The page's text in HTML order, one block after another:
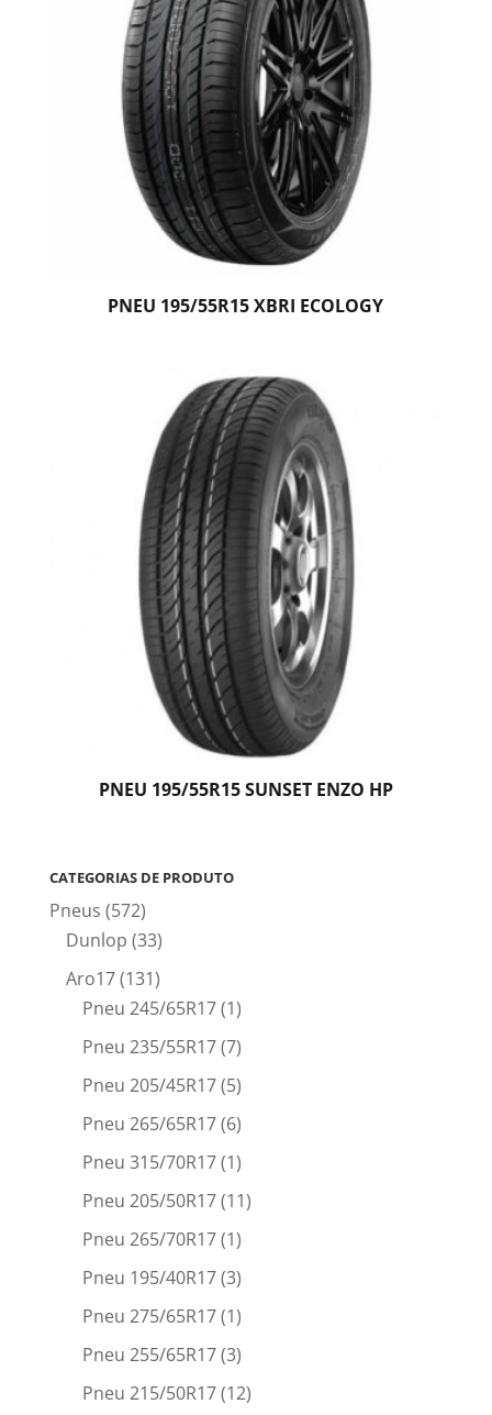
PNEU 195/55R15 XBRI ECOLOGY
PNEU 195/55R15 SUNSET ENZO HP
CATEGORIAS DE PRODUTO
Pneus (572)
Dunlop (33)
Aro17(131)
Pneu 245/65R17(1)
Pneu 235/55R17(7)
Pneu 205/45R17(5)
Pneu 265/65R17(6)
Pneu 315/70R17(1)
Pneu 205/50R17(11)
Pneu 265/70R17(1)
Pneu 195/40R17(3)
Pneu 275/65R17(1)
Pneu 255/65R17(3)
Pneu 215/50R17(12)